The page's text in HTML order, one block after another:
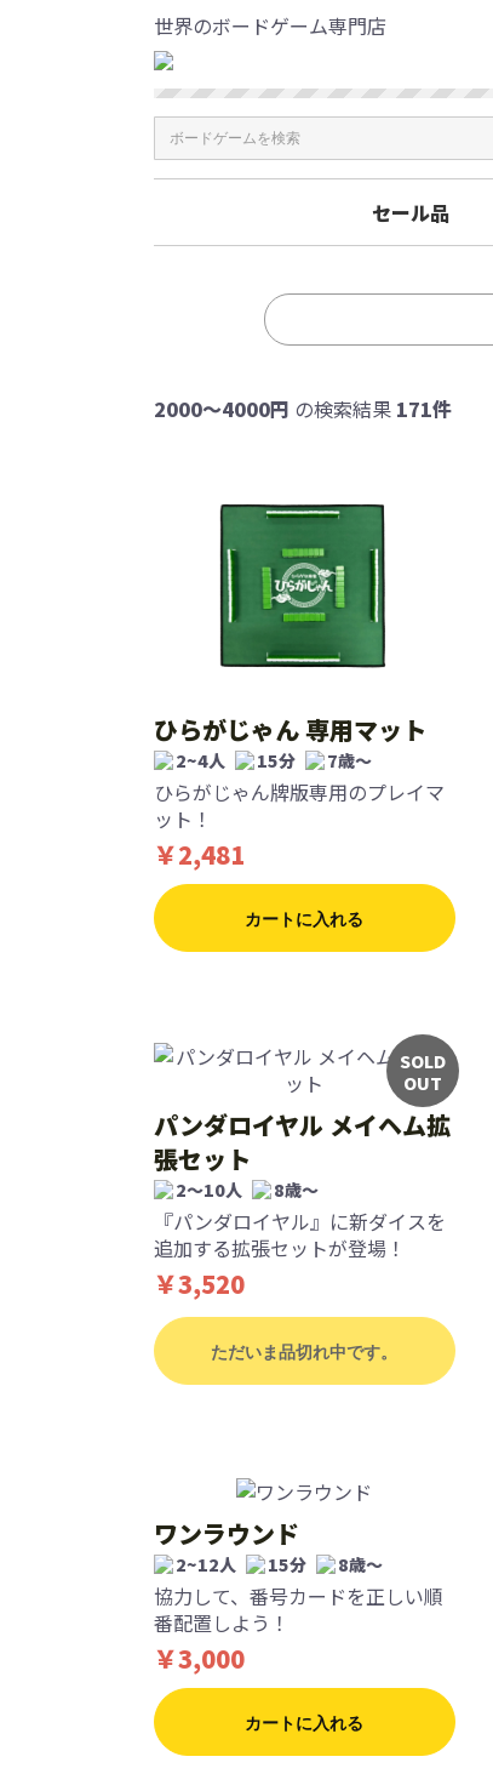
世界のボードゲーム専門店
セール品
2000〜4000円 の検索結果 171件
ひらがじゃん 専用マット
2~4人 15分 7歳〜
ひらがじゃん牌版専用のプレイマ
ット！
￥2,481
カートに入れる
SOLD
OUT
パンダロイヤル メイヘム拡
張セット
2〜10人 8歳〜
『パンダロイヤル』に新ダイスを
追加する拡張セットが登場！
￥3,520
ただいま品切れ中です。
ワンラウンド
2~12人 15分 8歳〜
協力して、番号カードを正しい順
番配置しよう！
￥3,000
カートに入れる